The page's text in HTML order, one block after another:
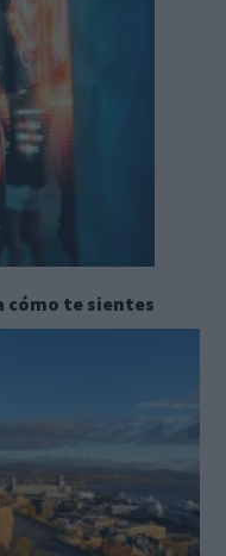
cómo te sientes